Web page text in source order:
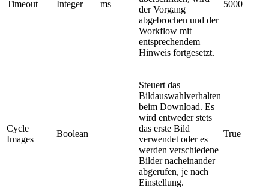
Timeout Integer ms
der Vorgang
abgebrochen und der
Workflow mit
entsprechendem
Hinweis fortgesetzt.
5000
Cycle
Images
Boolean
Steuert das
Bildauswahlverhalten
beim Download. Es
wird entweder stets
das erste Bild
verwendet oder es
werden verschiedene
Bilder nacheinander
abgerufen, je nach
Einstellung.
True